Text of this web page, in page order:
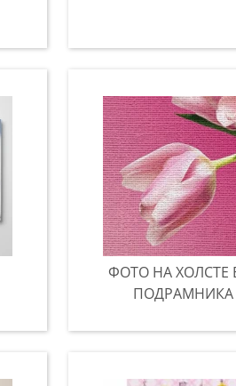
ФОТО НА ХОЛСТЕ
ПОДРАМНИКА